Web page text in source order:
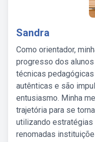
Sandra
Como orientador,
progresso dos
técnicas
autênticas e são
entusiasmo. Minha
trajetória para se
utilizando estratégias
renomadas